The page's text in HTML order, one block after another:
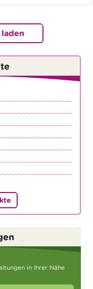
in Ihrer Nähe